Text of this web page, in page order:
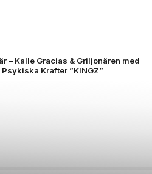
– Kalle Gracias & Griljonären med
Psykiska Krafter ”KINGZ”